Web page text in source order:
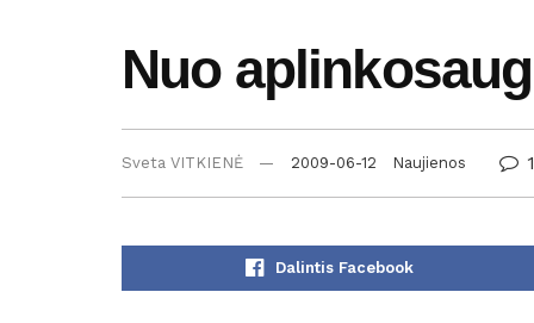
Nuo
Sveta VITKIENĖ 2009-06-12 Naujienos 1
Dalintis Facebook